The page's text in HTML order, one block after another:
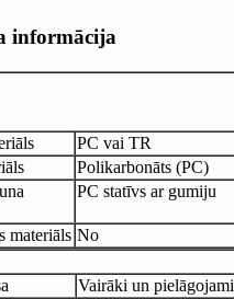
informācija
PC vai TR
Polikarbonāts (PC)
PC statīvs ar gumiju
materiāls No
Vairāki un pielāgojami